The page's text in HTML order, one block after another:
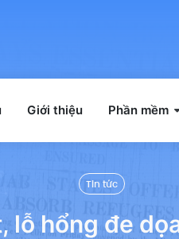
Giới thiệu Phần mềm
Tin tức
lỗ hổng đe